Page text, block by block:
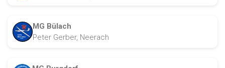
MG Bülach
Peter Gerber, Neerach